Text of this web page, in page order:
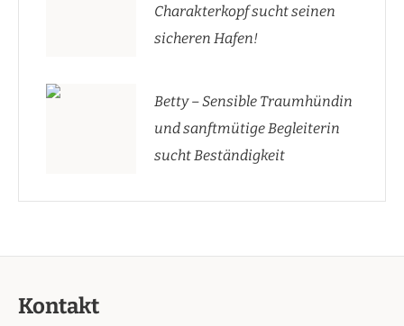
Charakterkopf sucht seinen
sicheren Hafen!
Betty – Sensible Traumhündin
und sanftmütige Begleiterin
sucht Beständigkeit
Kontakt